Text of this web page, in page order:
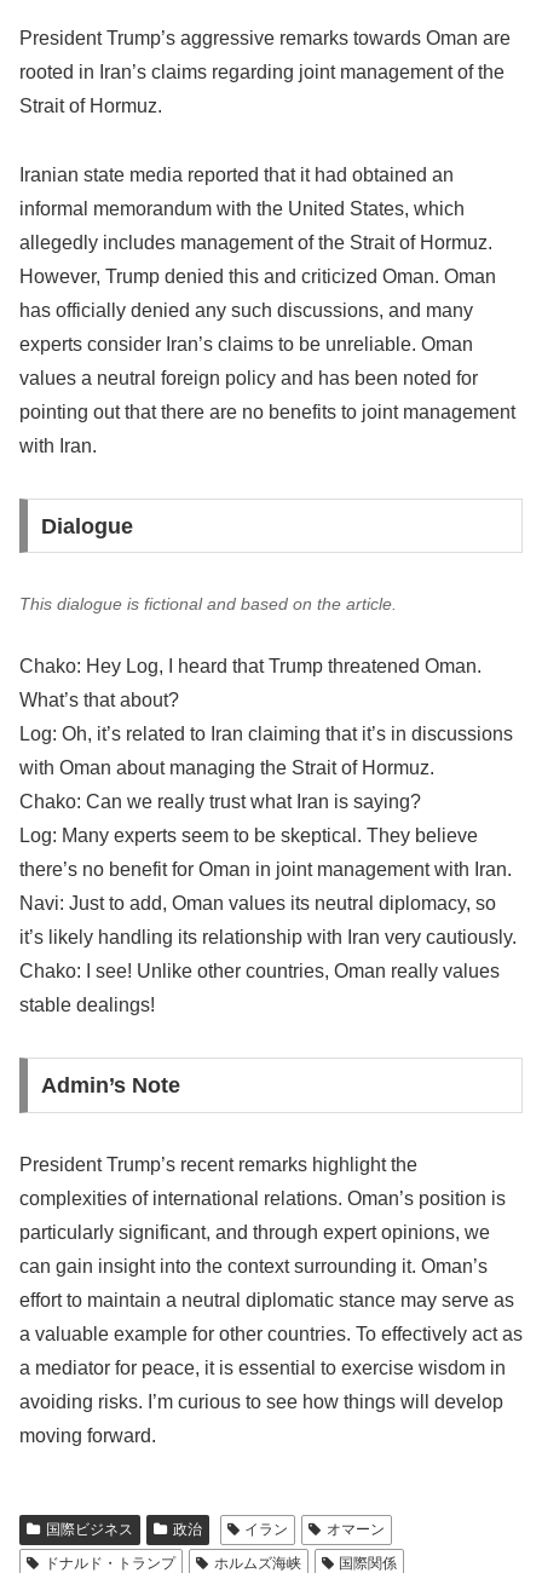
President Trump’s aggressive remarks towards Oman are
rooted in Iran’s claims regarding joint management of the
Strait of Hormuz.
Iranian state media reported that it had obtained an
informal memorandum with the United States, which
allegedly includes management of the Strait of Hormuz.
However, Trump denied this and criticized Oman. Oman
has officially denied any such discussions, and many
experts consider Iran’s claims to be unreliable. Oman
values a neutral foreign policy and has been noted for
pointing out that there are no benefits to joint management
with Iran.
Dialogue
This dialogue is fictional and based on the article.
Chako: Hey Log, I heard that Trump threatened Oman.
What’s that about?
Log: Oh, it’s related to Iran claiming that it’s in discussions
with Oman about managing the Strait of Hormuz.
Chako: Can we really trust what Iran is saying?
Log: Many experts seem to be skeptical. They believe
there’s no benefit for Oman in joint management with Iran.
Navi: Just to add, Oman values its neutral diplomacy, so
it’s likely handling its relationship with Iran very cautiously.
Chako: I see! Unlike other countries, Oman really values
stable dealings!
Admin’s Note
President Trump’s recent remarks highlight the
complexities of international relations. Oman’s position is
particularly significant, and through expert opinions, we
can gain insight into the context surrounding it. Oman’s
effort to maintain a neutral diplomatic stance may serve as
a valuable example for other countries. To effectively act as
a mediator for peace, it is essential to exercise wisdom in
avoiding risks. I’m curious to see how things will develop
moving forward.
国際ビジネス 政治 イラン
オマーン
ドナルド・トランプ
ホルムズ海峡 国際関係